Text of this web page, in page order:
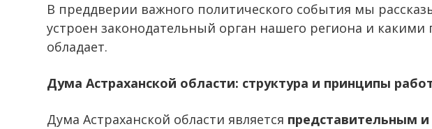
В преддверии важного политического события мы
устроен законодательный орган нашего региона и
обладает.
Дума Астраханской области: структура и принципы
Дума Астраханской области является представительным